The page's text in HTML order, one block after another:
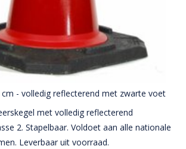
cm - volledig reflecterend met zwarte voet
met volledig reflecterend
2. Stapelbaar. Voldoet aan alle nationale
Leverbaar uit voorraad.